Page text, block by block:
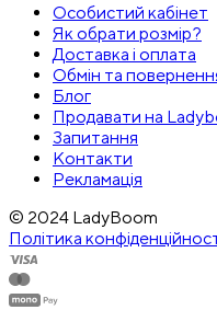
Особистий кабінет
Як обрати розмір?
Доставка і оплата
Обмін та
Блог
Продавати на
Запитання
Контакти
Рекламація
© 2024 LadyBoom
Політика